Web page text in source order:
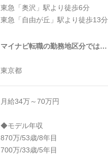
東急「奥沢」駅より徒歩6分
東急「自由が丘」駅より徒歩13分
マイナビ転職の勤務地区分では…
東京都
月給34万～70万円
◆モデル年収
870万/53歳/8年目
700万/33歳/5年目